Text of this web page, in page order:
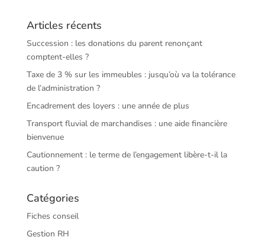
Articles récents
Succession : les donations du parent renonçant
comptent-elles ?
Taxe de 3 % sur les immeubles : jusqu’où va la tolérance
de l’administration ?
Encadrement des loyers : une année de plus
Transport fluvial de marchandises : une aide financière
bienvenue
Cautionnement : le terme de l’engagement libère-t-il la
caution ?
Catégories
Fiches conseil
Gestion RH